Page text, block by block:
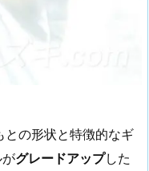
の形状と特徴的なギ
グレードアップした